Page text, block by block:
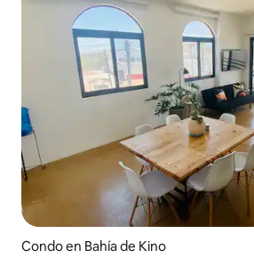
Condo en Bahía de Kino